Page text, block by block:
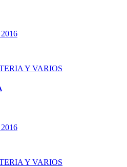
Y VARIOS
Y VARIOS